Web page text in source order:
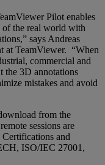
Pilot enables
of the real world with
says Andreas
at TeamViewer. “When
commercial and
the 3D annotations
mistakes and avoid
from the
sessions are
and
ISO/IEC 27001,